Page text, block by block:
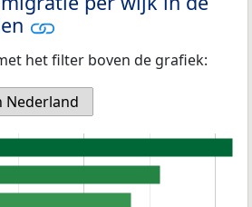
het filter boven de grafiek:
Nederland